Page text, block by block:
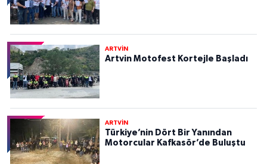
ARTVİN
Artvin Motofest Kortejle Başladı
ARTVİN
Türkiye’nin Dört Bir Yanından
Motorcular Kafkasör’de Buluştu